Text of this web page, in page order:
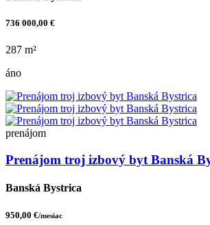
736 000,00 €
287 m²
áno
prenájom
Prenájom troj izbový byt Banská
Banská Bystrica
950,00 €/mesiac